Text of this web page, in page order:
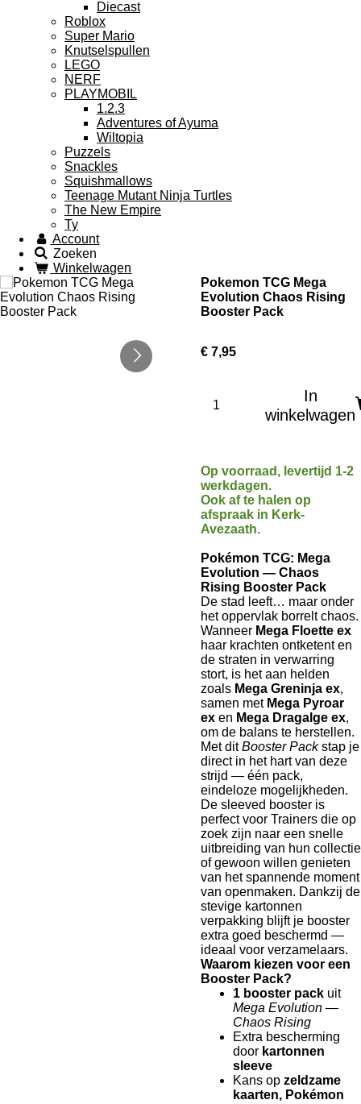
Diecast
Roblox
Super Mario
Knutselspullen
LEGO
NERF
PLAYMOBIL
1.2.3
Adventures of Ayuma
Wiltopia
Puzzels
Snackles
Squishmallows
Teenage Mutant Ninja Turtles
The New Empire
Ty
Account
Zoeken
Winkelwagen
Pokemon TCG Mega
Evolution Chaos Rising
Booster Pack
€ 7,95
In
winkelwagen
Op voorraad, levertijd 1-2
werkdagen.
Ook af te halen op
afspraak in Kerk-
Avezaath.
Pokémon TCG: Mega
Evolution — Chaos
Rising Booster Pack
De stad leeft… maar onder
het oppervlak borrelt chaos.
Wanneer Mega Floette ex
haar krachten ontketent en
de straten in verwarring
stort, is het aan helden
zoals Mega Greninja ex,
samen met Mega Pyroar
ex en Mega Dragalge ex,
om de balans te herstellen.
Met ditBooster Packstap je
direct in het hart van deze
strijd — één pack,
eindeloze mogelijkheden.
De sleeved booster is
perfect voor Trainers die op
zoek zijn naar een snelle
uitbreiding van hun collectie
of gewoon willen genieten
van het spannende moment
van openmaken. Dankzij de
stevige kartonnen
verpakking blijft je booster
extra goed beschermd —
ideaal voor verzamelaars.
Waarom kiezen voor een
Booster Pack?
1 booster pack uit
Mega Evolution —
Chaos Rising
Extra bescherming
door kartonnen
sleeve
Kans op zeldzame
kaarten, Pokémon